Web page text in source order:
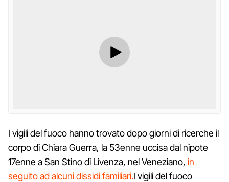
I vigili del fuoco hanno trovato dopo giorni di ricerche il
corpo di Chiara Guerra, la 53enne uccisa dal nipote
17enne a San Stino di Livenza, nel Veneziano, in
seguito ad alcuni dissidi familiari.I vigili del fuoco